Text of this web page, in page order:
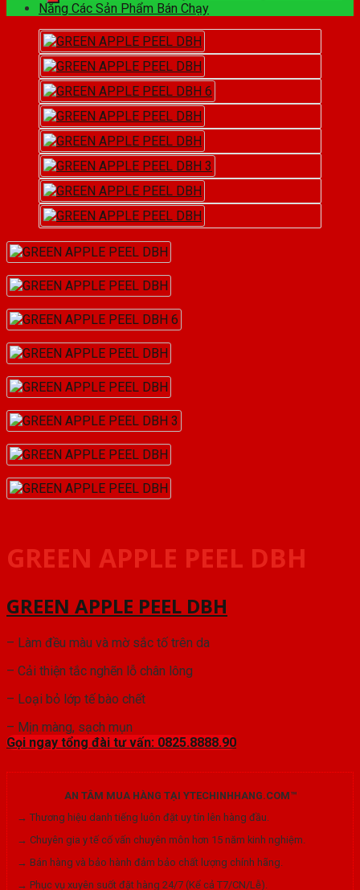
GREEN APPLE PEEL DBH
GREEN APPLE PEEL DBH
– Làm đều màu và mờ sắc tố trên da
– Cải thiện tắc nghẽn lỗ chân lông
– Loại bỏ lớp tế bào chết
– Mịn màng, sạch mụn
Gọi ngay tổng đài tư vấn: 0825.8888.90
AN TÂM MUA HÀNG TẠI YTECHINHHANG.COM™
→ Thương hiệu danh tiếng luôn đặt uy tín lên hàng đầu.
→ Chuyên gia y tế cố vấn chuyên môn hơn 15 năm kinh nghiệm.
→ Bán hàng và bảo hành đảm bảo chất lượng chính hãng.
→ Phục vụ xuyên suốt đặt hàng 24/7 (Kể cả T7/CN/Lễ).